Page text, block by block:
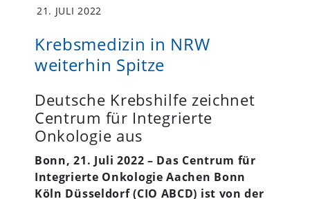
21. JULI 2022
Krebsmedizin in NRW
weiterhin Spitze
Deutsche Krebshilfe zeichnet
Centrum für Integrierte
Onkologie aus
Bonn, 21. Juli 2022 – Das Centrum für
Integrierte Onkologie Aachen Bonn
Köln Düsseldorf (CIO ABCD) ist von der